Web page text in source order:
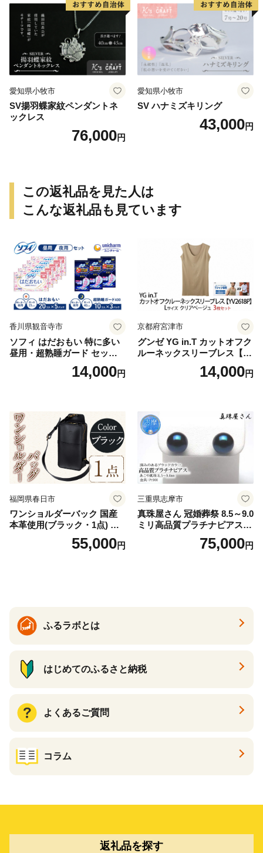
愛知県小牧市
SV揚羽蝶家紋ペンダントネ
ックレス
76,000円
愛知県小牧市
SV ハナミズキリング
43,000円
この返礼品を見た人は
こんな返礼品も見ています
香川県観音寺市
ソフィ はだおもい 特に多い
昼用・超熟睡ガード セット
羽付き ナプキン 生理用品 サ
ニタリー ユニ・チャーム
14,000円
京都府宮津市
グンゼ YG in.T カットオフク
ルーネックスリーブレス【Y
V2618P】Lサイズ クリアベ
ージュ3枚セット [№5716-04
14,000円
福岡県春日市
ワンショルダーバック 国産
本革使用(ブラック・1点) 鞄
バック バッグ カバン レザー
国産 日本製 牛革 黒 革 革製
55,000円
三重県志摩市
真珠屋さん 冠婚葬祭 8.5～9.0
ミリ高品質プラチナピアス P
t900 志摩産アコヤ真珠 ブラ
ックパール 黒真珠75,000円
ふるラボとは
はじめてのふるさと納税
よくあるご質問
コラム
返礼品を探す